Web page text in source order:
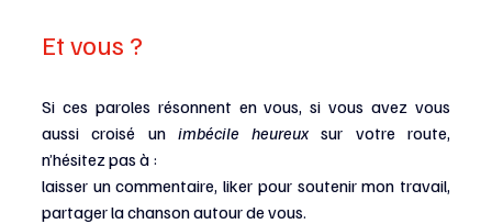
Et vous ?
Si ces paroles résonnent en vous, si vous avez vous
aussi croisé un imbécile heureux sur votre route,
n’hésitez pas à :
laisser un commentaire, liker pour soutenir mon travail,
partager la chanson autour de vous.